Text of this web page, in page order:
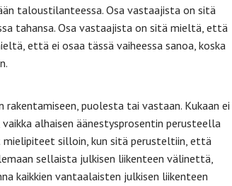
taloustilanteessa. Osa vastaajista on sitä
tahansa. Osa vastaajista on sitä mieltä, että
että ei osaa tässä vaiheessa sanoa, koska
puolesta tai vastaan. Kukaan ei
alhaisen äänestysprosentin perusteella
silloin, kun sitä perusteltiin, että
sellaista julkisen liikenteen välinettä,
kaikkien vantaalaisten julkisen liikenteen